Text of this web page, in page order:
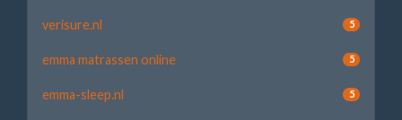
verisure.nl 5
emma matrassen online 5
emma-sleep.nl 5